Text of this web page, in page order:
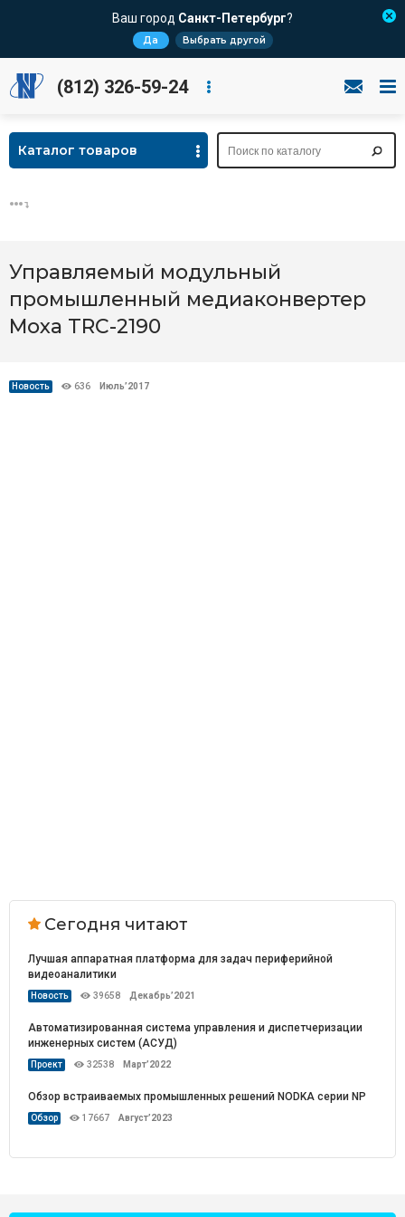
Ваш город Санкт-Петербург?
Да Выбрать другой
(812) 326-59-24
Каталог товаров
Управляемый модульный
промышленный медиаконвертер
Moxa TRC-2190
Новость 636 Июль’2017
Сегодня читают
Лучшая аппаратная платформа для задач периферийной
видеоаналитики
Новость 39658 Декабрь’2021
Автоматизированная система управления и диспетчеризации
инженерных систем (АСУД)
Проект 32538 Март’2022
Обзор встраиваемых промышленных решений NODKA серии NP
Обзор 17667 Август’2023